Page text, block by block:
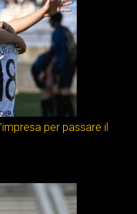
per passare il